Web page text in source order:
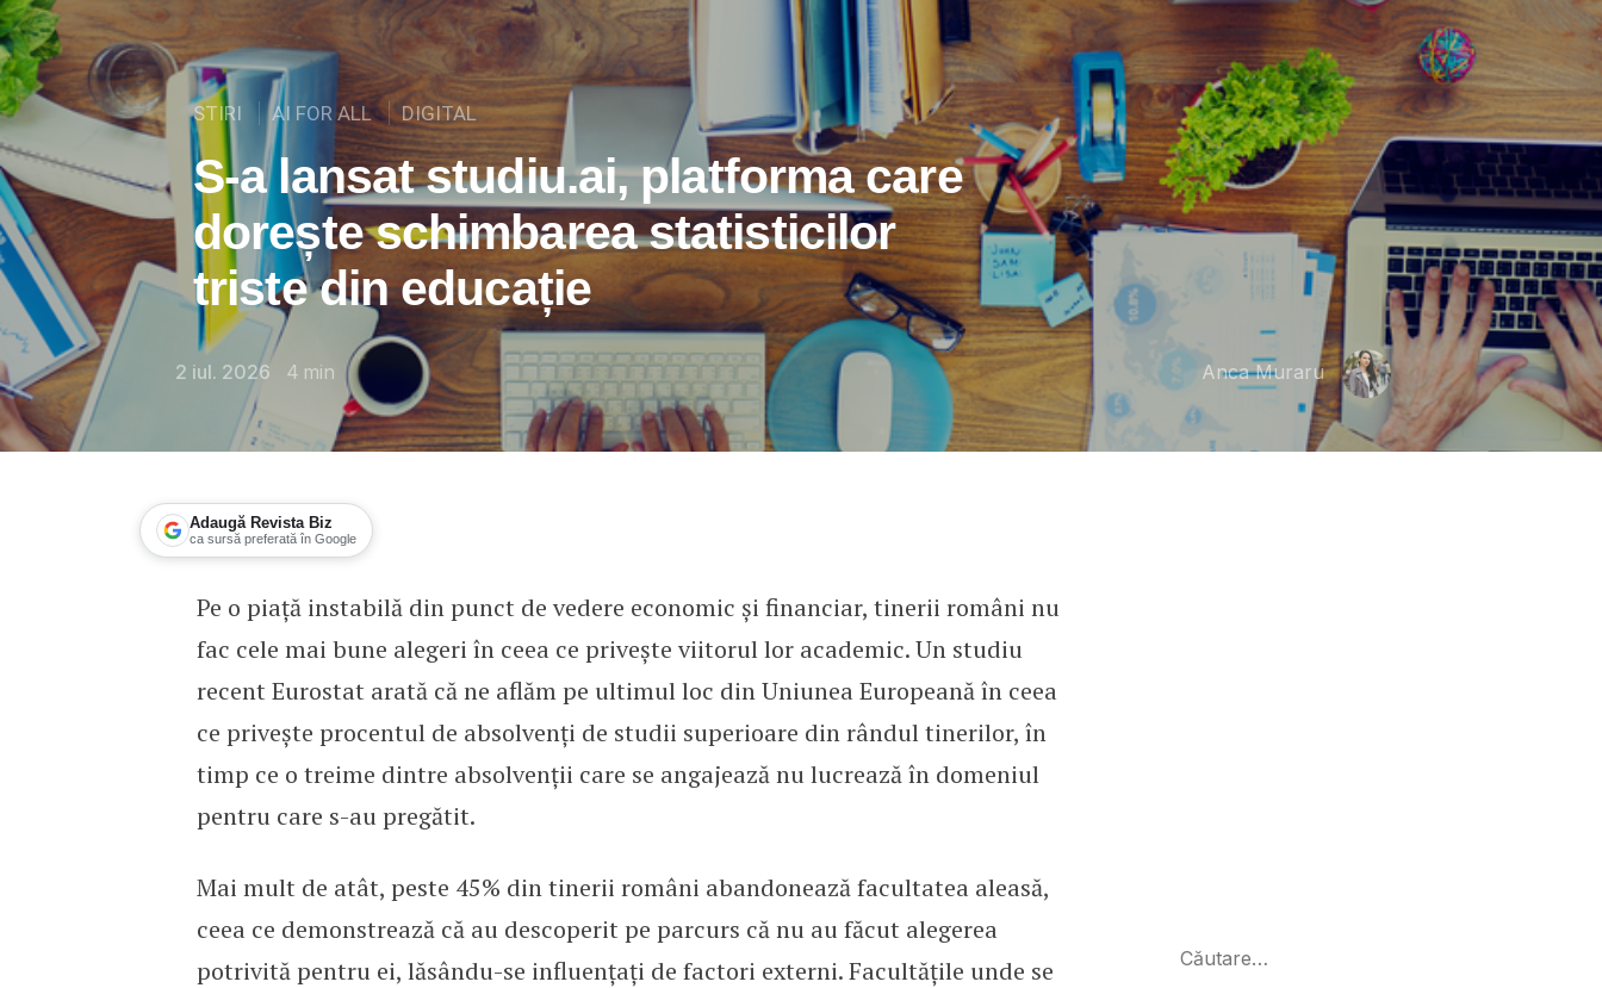
STIRI AI FOR ALL DIGITAL
S-a lansat studiu.ai, platforma care
dorește schimbarea statisticilor
triste din educație
2 iul. 2026 4 min Anca Muraru
Adaugă Revista Biz
ca sursă preferată în Google
S-a lansat studiu.ai, platforma care dorește schimbarea statisticilor triste din educație
Pe o piață instabilă din punct de vedere economic și financiar, tinerii români nu
fac cele mai bune alegeri în ceea ce privește viitorul lor academic. Un studiu
recent Eurostat arată că ne aflăm pe ultimul loc din Uniunea Europeană în ceea
ce privește procentul de absolvenți de studii superioare din rândul tinerilor, în
timp ce o treime dintre absolvenții care se angajează nu lucrează în domeniul
pentru care s-au pregătit.
Mai mult de atât, peste 45% din tinerii români abandonează facultatea aleasă,
ceea ce demonstrează că au descoperit pe parcurs că nu au făcut alegerea
potrivită pentru ei, lăsându-se influențați de factori externi. Facultățile unde se
după: